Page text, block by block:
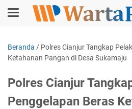
Beranda / Polres Cianjur Tangkap
Ketahanan Pangan di Desa Sukamaju
Polres Cianjur
Penggelapan Beras